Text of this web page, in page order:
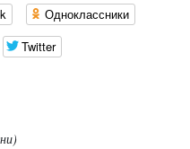
Одноклассники
Twitter